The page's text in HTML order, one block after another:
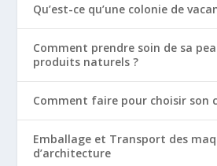
Qu’est-ce qu’une colonie de
Comment prendre soin de sa
produits naturels ?
Comment faire pour choisir son
Emballage et Transport des
d’architecture